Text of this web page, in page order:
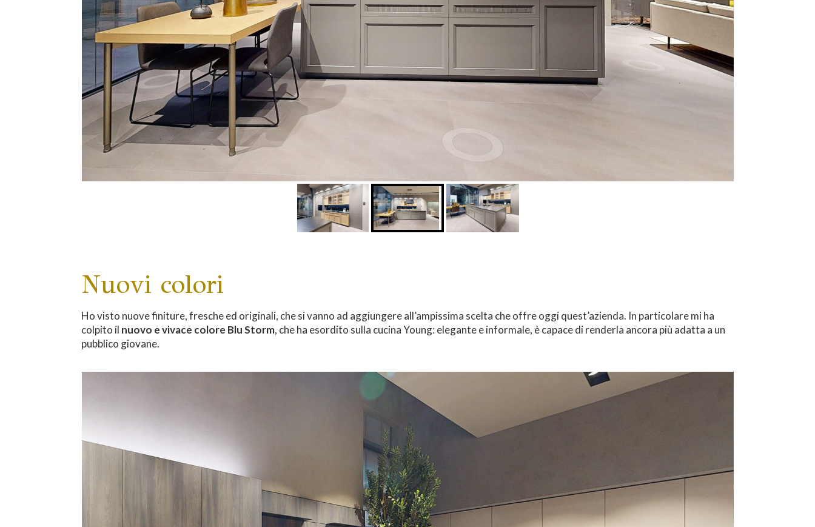
Nuovi colori
Ho visto nuove finiture, fresche ed originali, che si vanno ad aggiungere all’ampissima scelta che offre oggi quest’azienda. In particolare mi ha
colpito il nuovo e vivace colore Blu Storm, che ha esordito sulla cucina Young: elegante e informale, è capace di renderla ancora più adatta a un
pubblico giovane.